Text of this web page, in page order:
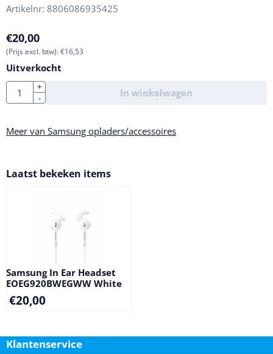
Artikelnr: 8806086935425
€20,00
(Prijs excl. btw):€16,53
Uitverkocht
Aantal
+
-
In winkelwagen
Meer van Samsung opladers/accessoires
Laatst bekeken items
Samsung In Ear Headset
EOEG920BWEGWW White
€20,00
Klantenservice